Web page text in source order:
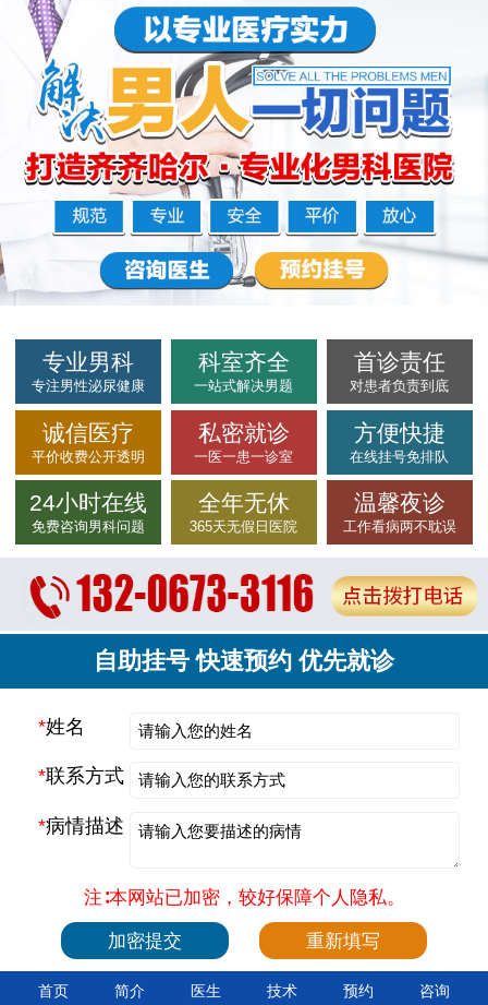
专业男科
专注男性泌尿健康
科室齐全
一站式解决男题
首诊责任
对患者负责到底
诚信医疗
平价收费公开透明
私密就诊
一医一患一诊室
方便快捷
在线挂号免排队
24小时在线
免费咨询男科问题
全年无休
365天无假日医院
温馨夜诊
工作看病两不耽误
自助挂号 快速预约 优先就诊
*姓名
*联系方式
*病情描述
注∶本网站已加密，较好保障个人隐私。
首页 简介 医生 技术 预约 咨询